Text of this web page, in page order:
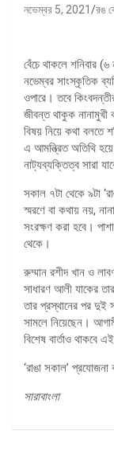
নভেম্বর 5, 2021 রঙ
বেঁচে থাকলে শনিবার
নভেম্বর সাংস্কৃতিক
ওপারে। তবে
জীবন্ত থাকুক
বিষয় নিয়ে কথা বলতে
এ আমন্ত্রিত অতিথি
নাট্যব্যক্তিত্ব সারা
সকাল ৭টা থেকে ৯টা
স্মরণে বা কথায় নয়,
সংরক্ষণ করা হবে।
থেকে।
রুম্মান রশীদ খান ও
সাধারণ আলী যাকের
তার প্রস্থানের পর দুই
সামলে নিয়েছেন।
বিশেষ বার্তাও থাকবে
‘রাঙা সকাল’
সারাবাংলা